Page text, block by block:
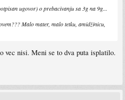
ugovor) o prebacivanju sa 3g na 9g...
Malo mater, malo tetku, amidžinicu,
vec nisi. Meni se to dva puta isplatilo.